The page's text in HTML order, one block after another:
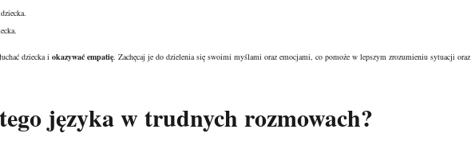
dziecka i okazywać empatię. Zachęcaj je do dzielenia się swoimi myślami oraz emocjami, co pomoże w lepszym zrozumieniu sytuacji oraz
języka w trudnych rozmowach?